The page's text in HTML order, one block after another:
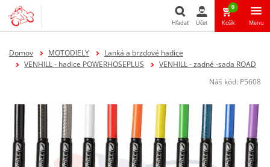
Hľadať Účet
0
Košík Menu
Domov MOTODIELY
Lanká a brzdové hadice
VENHILL - hadice POWERHOSEPLUS
VENHILL - zadné -sada ROAD
Náš kód: P5608